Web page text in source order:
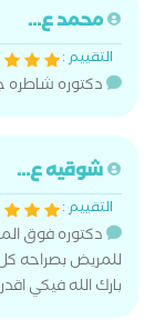
محمد ع...
التقييم :
دكتوره شاطره
شوقيه ع...
التقييم :
دكتوره فوق
للمريض بصراحه
بارك الله فيكي